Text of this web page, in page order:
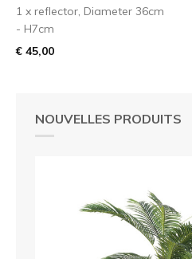
NOUVELLES PRODUITS
1 x reflector, Diameter 36cm
- H7cm
€ 45,00